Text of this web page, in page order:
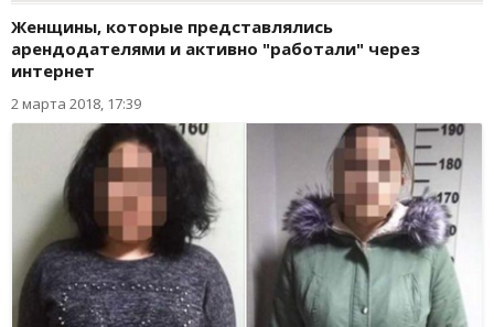
Женщины, которые представлялись
арендодателями и активно "работали" через
интернет
2 марта 2018, 17:39